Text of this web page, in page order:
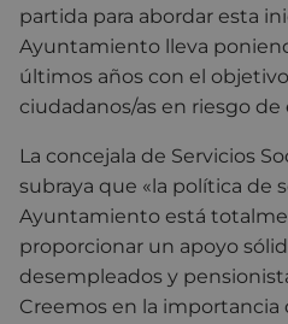
partida para abordar esta
Ayuntamiento lleva
últimos años con el
ciudadanos/as en riesgo de
La concejala de Servicios
subraya que «la política de
Ayuntamiento está
proporcionar un apoyo
desempleados y
Creemos en la importancia